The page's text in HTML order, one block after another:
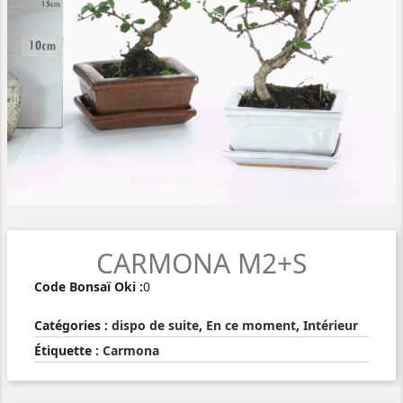
CARMONA M2+S
Code Bonsaï Oki :0
Catégories : dispo de suite, En ce moment, Intérieur
Étiquette : Carmona